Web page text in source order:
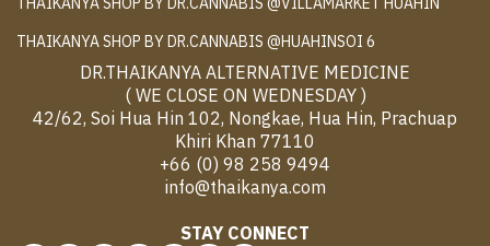
THAIKANYA SHOP BY DR.CANNABIS @HUAHINSOI 6
DR.THAIKANYA ALTERNATIVE MEDICINE
( WE CLOSE ON WEDNESDAY )
42/62, Soi Hua Hin 102, Nongkae, Hua Hin, Prachuap
Khiri Khan 77110
+66 (0) 98 258 9494
info@thaikanya.com
STAY CONNECT